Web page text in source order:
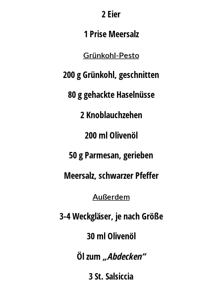
2 Eier
1 Prise Meersalz
Grünkohl-Pesto
200 g Grünkohl, geschnitten
80 g gehackte Haselnüsse
2 Knoblauchzehen
200 ml Olivenöl
50 g Parmesan, gerieben
Meersalz, schwarzer Pfeffer
Außerdem
3-4 Weckgläser, je nach Größe
30 ml Olivenöl
Öl zum „Abdecken“
3 St. Salsiccia